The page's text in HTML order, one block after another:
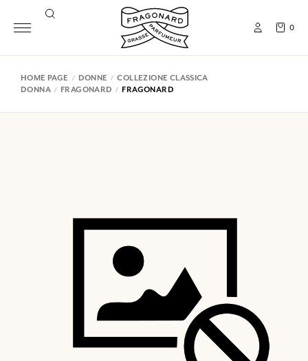
0
HOME PAGE DONNE
COLLEZIONE CLASSICA
DONNA
FRAGONARD FRAGONARD